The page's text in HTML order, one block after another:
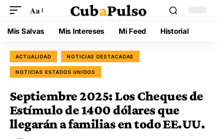
Aa
Mis Salvas Mis Intereses Mi Feed Historial
ACTUALIDAD NOTICIAS DESTACADAS
NOTICIAS ESTADOS UNIDOS
Septiembre 2025: Los Cheques de
Estímulo de 1400 dólares que
llegarán a familias en todo EE.UU.